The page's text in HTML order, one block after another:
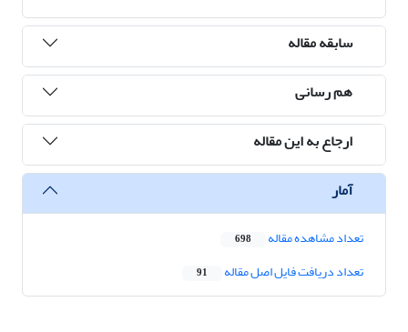
سابقه مقاله
هم رسانی
ارجاع به این مقاله
آمار
تعداد مشاهده مقاله 698
تعداد دریافت فایل اصل مقاله 91